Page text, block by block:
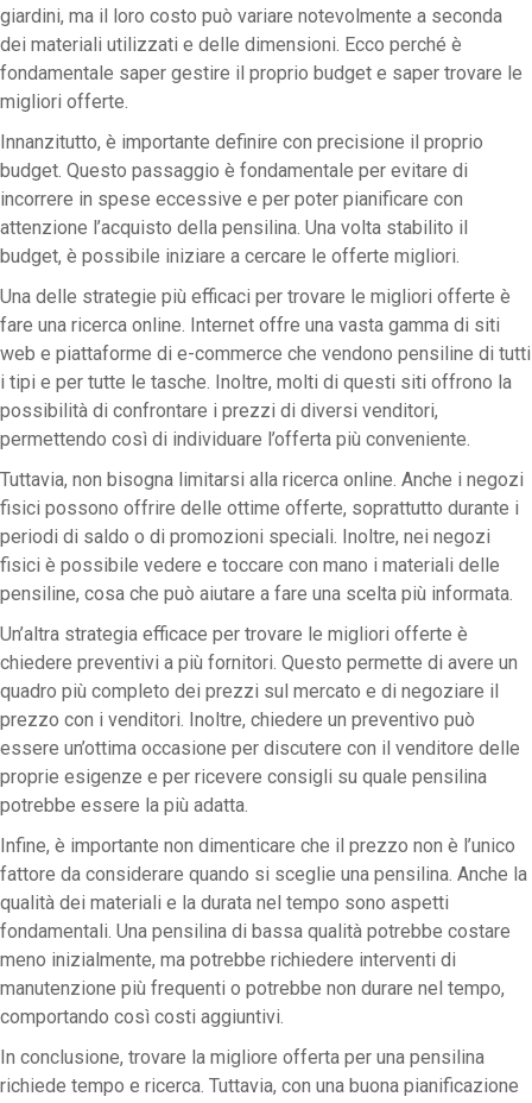
giardini, ma il loro costo può variare notevolmente a seconda
dei materiali utilizzati e delle dimensioni. Ecco perché è
fondamentale saper gestire il proprio budget e saper trovare le
migliori offerte.
Innanzitutto, è importante definire con precisione il proprio
budget. Questo passaggio è fondamentale per evitare di
incorrere in spese eccessive e per poter pianificare con
attenzione l’acquisto della pensilina. Una volta stabilito il
budget, è possibile iniziare a cercare le offerte migliori.
Una delle strategie più efficaci per trovare le migliori offerte è
fare una ricerca online. Internet offre una vasta gamma di siti
web e piattaforme di e-commerce che vendono pensiline di tutti
i tipi e per tutte le tasche. Inoltre, molti di questi siti offrono la
possibilità di confrontare i prezzi di diversi venditori,
permettendo così di individuare l’offerta più conveniente.
Tuttavia, non bisogna limitarsi alla ricerca online. Anche i negozi
fisici possono offrire delle ottime offerte, soprattutto durante i
periodi di saldo o di promozioni speciali. Inoltre, nei negozi
fisici è possibile vedere e toccare con mano i materiali delle
pensiline, cosa che può aiutare a fare una scelta più informata.
Un’altra strategia efficace per trovare le migliori offerte è
chiedere preventivi a più fornitori. Questo permette di avere un
quadro più completo dei prezzi sul mercato e di negoziare il
prezzo con i venditori. Inoltre, chiedere un preventivo può
essere un’ottima occasione per discutere con il venditore delle
proprie esigenze e per ricevere consigli su quale pensilina
potrebbe essere la più adatta.
Infine, è importante non dimenticare che il prezzo non è l’unico
fattore da considerare quando si sceglie una pensilina. Anche la
qualità dei materiali e la durata nel tempo sono aspetti
fondamentali. Una pensilina di bassa qualità potrebbe costare
meno inizialmente, ma potrebbe richiedere interventi di
manutenzione più frequenti o potrebbe non durare nel tempo,
comportando così costi aggiuntivi.
In conclusione, trovare la migliore offerta per una pensilina
richiede tempo e ricerca. Tuttavia, con una buona pianificazione